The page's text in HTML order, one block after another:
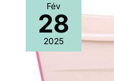
Fév
28
2025
Test
de
la
pliable